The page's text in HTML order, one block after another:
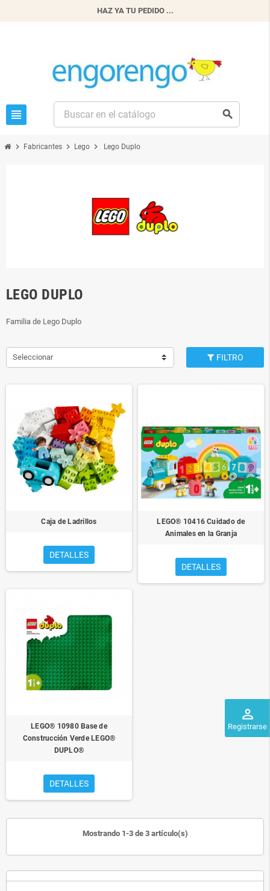
HAZ YA TU PEDIDO ...
view_headline search
perm_identity
Registrarse
chevron_right Fabricantes chevron_right Lego chevron_right Lego Duplo
LEGO DUPLO
Familia de Lego Duplo
Seleccionar FILTRO
Caja de Ladrillos
DETALLES
LEGO® 10416 Cuidado de
Animales en la Granja
DETALLES
LEGO® 10980 Base de
Construcción Verde LEGO®
DUPLO®
DETALLES
Mostrando 1-3 de 3 artículo(s)